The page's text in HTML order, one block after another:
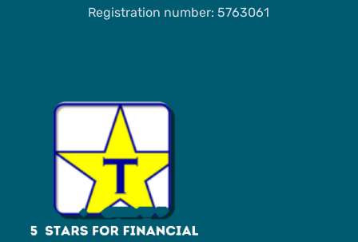
Registration number: 5763061